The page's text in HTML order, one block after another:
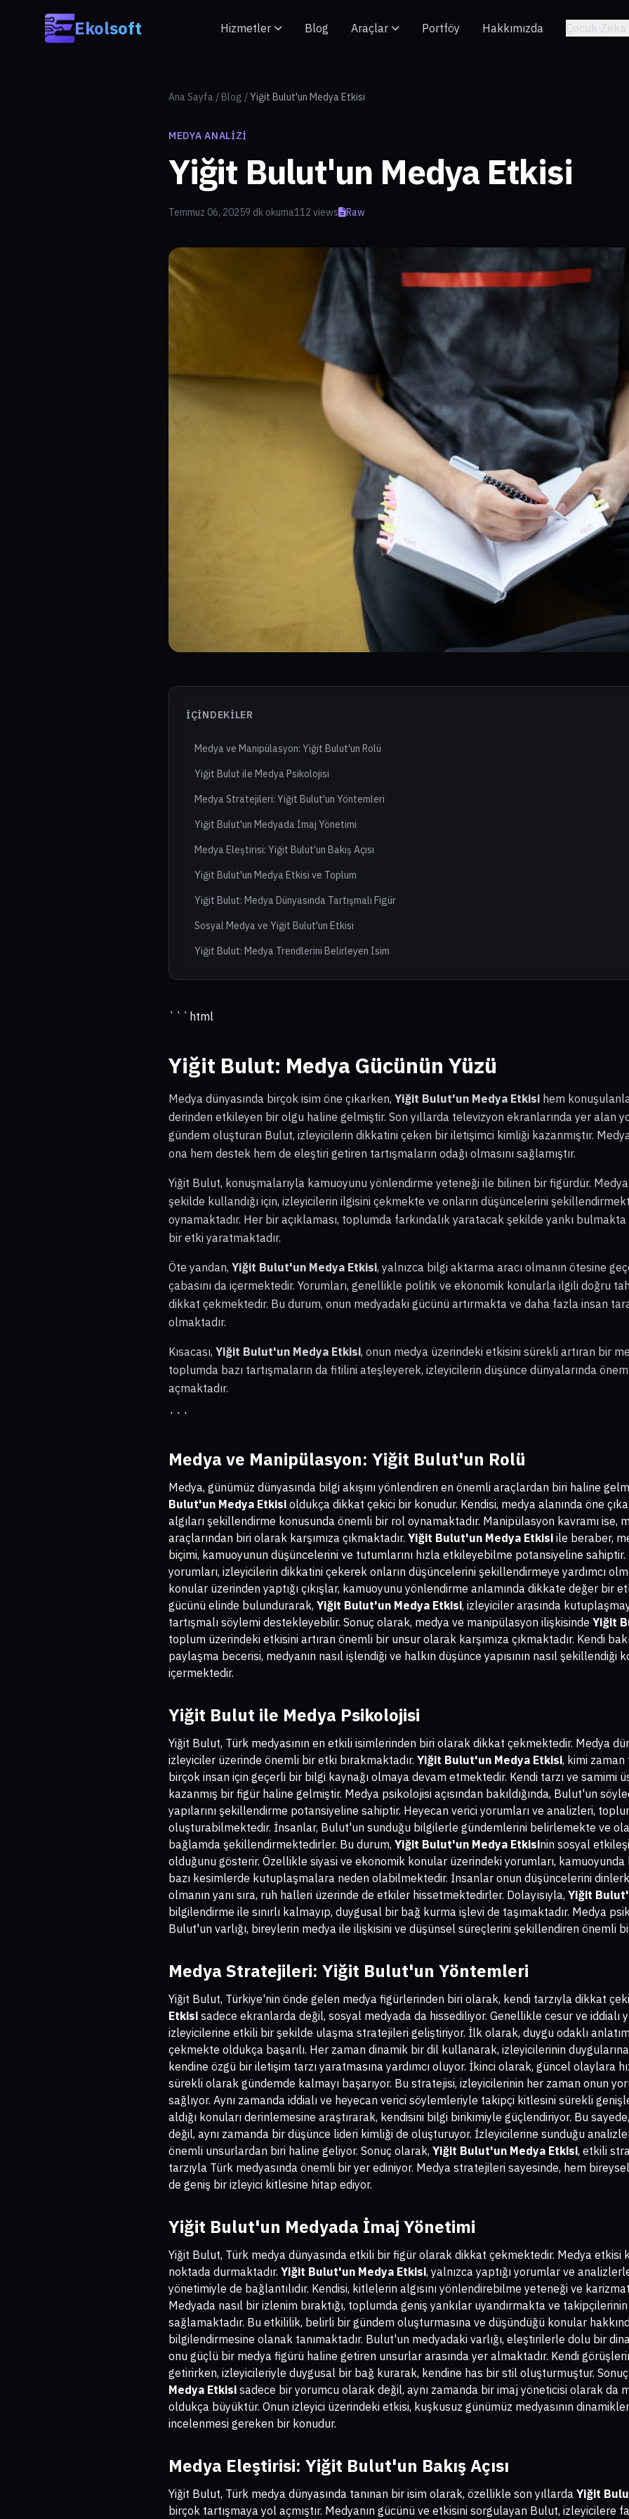
Ekolsoft Hizmetler Blog Araçlar Portföy Hakkımızda Çocuk Zeka
Ana Sayfa / Blog /Yiğit Bulut'un Medya Etkisi
MEDYA ANALIZI
Yiğit Bulut'un Medya Etkisi
Temmuz 06, 20259 dk okuma112 views Raw
İÇINDEKILER
Medya ve Manipülasyon: Yiğit Bulut'un Rolü
Yiğit Bulut ile Medya Psikolojisi
Medya Stratejileri: Yiğit Bulut'un Yöntemleri
Yiğit Bulut'un Medyada İmaj Yönetimi
Medya Eleştirisi: Yiğit Bulut'un Bakış Açısı
Yiğit Bulut'un Medya Etkisi ve Toplum
Yiğit Bulut: Medya Dünyasında Tartışmalı Figür
Sosyal Medya ve Yiğit Bulut'un Etkisi
Yiğit Bulut: Medya Trendlerini Belirleyen İsim
```html
Yiğit Bulut: Medya Gücünün Yüzü
Medya dünyasında birçok isim öne çıkarken, Yiğit Bulut'un Medya Etkisi hem
derinden etkileyen bir olgu haline gelmiştir. Son yıllarda televizyon ekranlarında yer alan
gündem oluşturan Bulut, izleyicilerin dikkatini çeken bir iletişimci kimliği kazanmıştır.
ona hem destek hem de eleştiri getiren tartışmaların odağı olmasını sağlamıştır.
Yiğit Bulut, konuşmalarıyla kamuoyunu yönlendirme yeteneği ile bilinen bir figürdür.
şekilde kullandığı için, izleyicilerin ilgisini çekmekte ve onların düşüncelerini
oynamaktadır. Her bir açıklaması, toplumda farkındalık yaratacak şekilde yankı
bir etki yaratmaktadır.
Öte yandan, Yiğit Bulut'un Medya Etkisi, yalnızca bilgi aktarma aracı olmanın ötesine
çabasını da içermektedir. Yorumları, genellikle politik ve ekonomik konularla ilgili doğru
dikkat çekmektedir. Bu durum, onun medyadaki gücünü artırmakta ve daha fazla insan
olmaktadır.
Kısacası, Yiğit Bulut'un Medya Etkisi, onun medya üzerindeki etkisini sürekli artıran bir
toplumda bazı tartışmaların da fitilini ateşleyerek, izleyicilerin düşünce dünyalarında
açmaktadır.
```
Medya ve Manipülasyon: Yiğit Bulut'un Rolü
Medya, günümüz dünyasında bilgi akışını yönlendiren en önemli araçlardan biri haline
Bulut'un Medya Etkisi oldukça dikkat çekici bir konudur. Kendisi, medya alanında öne
algıları şekillendirme konusunda önemli bir rol oynamaktadır. Manipülasyon kavramı ise,
araçlarından biri olarak karşımıza çıkmaktadır. Yiğit Bulut'un Medya Etkisi ile beraber,
biçimi, kamuoyunun düşüncelerini ve tutumlarını hızla etkileyebilme potansiyeline sahiptir.
yorumları, izleyicilerin dikkatini çekerek onların düşüncelerini şekillendirmeye yardımcı
konular üzerinden yaptığı çıkışlar, kamuoyunu yönlendirme anlamında dikkate değer bir
gücünü elinde bulundurarak, Yiğit Bulut'un Medya Etkisi, izleyiciler arasında
tartışmalı söylemi destekleyebilir. Sonuç olarak, medya ve manipülasyon ilişkisinde Yiğit
toplum üzerindeki etkisini artıran önemli bir unsur olarak karşımıza çıkmaktadır. Kendi
paylaşma becerisi, medyanın nasıl işlendiği ve halkın düşünce yapısının nasıl
içermektedir.
Yiğit Bulut ile Medya Psikolojisi
Yiğit Bulut, Türk medyasının en etkili isimlerinden biri olarak dikkat çekmektedir. Medya
izleyiciler üzerinde önemli bir etki bırakmaktadır. Yiğit Bulut'un Medya Etkisi, kimi
birçok insan için geçerli bir bilgi kaynağı olmaya devam etmektedir. Kendi tarzı ve samimi
kazanmış bir figür haline gelmiştir. Medya psikolojisi açısından bakıldığında, Bulut'un
yapılarını şekillendirme potansiyeline sahiptir. Heyecan verici yorumları ve analizleri,
oluşturabilmektedir. İnsanlar, Bulut'un sunduğu bilgilerle gündemlerini belirlemekte ve
bağlamda şekillendirmektedirler. Bu durum, Yiğit Bulut'un Medya Etkisinin sosyal
olduğunu gösterir. Özellikle siyasi ve ekonomik konular üzerindeki yorumları,
bazı kesimlerde kutuplaşmalara neden olabilmektedir. İnsanlar onun düşüncelerini
olmanın yanı sıra, ruh halleri üzerinde de etkiler hissetmektedirler. Dolayısıyla, Yiğit
bilgilendirme ile sınırlı kalmayıp, duygusal bir bağ kurma işlevi de taşımaktadır. Medya
Bulut'un varlığı, bireylerin medya ile ilişkisini ve düşünsel süreçlerini şekillendiren önemli
Medya Stratejileri: Yiğit Bulut'un Yöntemleri
Yiğit Bulut, Türkiye'nin önde gelen medya figürlerinden biri olarak, kendi tarzıyla dikkat
Etkisi sadece ekranlarda değil, sosyal medyada da hissediliyor. Genellikle cesur ve iddialı
izleyicilerine etkili bir şekilde ulaşma stratejileri geliştiriyor. İlk olarak, duygu odaklı
çekmekte oldukça başarılı. Her zaman dinamik bir dil kullanarak, izleyicilerinin duygularına
kendine özgü bir iletişim tarzı yaratmasına yardımcı oluyor. İkinci olarak, güncel olaylara
sürekli olarak gündemde kalmayı başarıyor. Bu stratejisi, izleyicilerinin her zaman onun
sağlıyor. Aynı zamanda iddialı ve heyecan verici söylemleriyle takipçi kitlesini sürekli
aldığı konuları derinlemesine araştırarak, kendisini bilgi birikimiyle güçlendiriyor. Bu
değil, aynı zamanda bir düşünce lideri kimliği de oluşturuyor. İzleyicilerine sunduğu
önemli unsurlardan biri haline geliyor. Sonuç olarak, Yiğit Bulut'un Medya Etkisi, etkili
tarzıyla Türk medyasında önemli bir yer ediniyor. Medya stratejileri sayesinde, hem
de geniş bir izleyici kitlesine hitap ediyor.
Yiğit Bulut'un Medyada İmaj Yönetimi
Yiğit Bulut, Türk medya dünyasında etkili bir figür olarak dikkat çekmektedir. Medya etkisi
noktada durmaktadır. Yiğit Bulut'un Medya Etkisi, yalnızca yaptığı yorumlar ve
yönetimiyle de bağlantılıdır. Kendisi, kitlelerin algısını yönlendirebilme yeteneği ve
Medyada nasıl bir izlenim bıraktığı, toplumda geniş yankılar uyandırmakta ve takipçilerinin
sağlamaktadır. Bu etkililik, belirli bir gündem oluşturmasına ve düşündüğü konular
bilgilendirmesine olanak tanımaktadır. Bulut'un medyadaki varlığı, eleştirilerle dolu bir
onu güçlü bir medya figürü haline getiren unsurlar arasında yer almaktadır. Kendi
getirirken, izleyicileriyle duygusal bir bağ kurarak, kendine has bir stil oluşturmuştur.
Medya Etkisi sadece bir yorumcu olarak değil, aynı zamanda bir imaj yöneticisi olarak da
oldukça büyüktür. Onun izleyici üzerindeki etkisi, kuşkusuz günümüz medyasının
incelenmesi gereken bir konudur.
Medya Eleştirisi: Yiğit Bulut'un Bakış Açısı
Yiğit Bulut, Türk medya dünyasında tanınan bir isim olarak, özellikle son yıllarda Yiğit
birçok tartışmaya yol açmıştır. Medyanın gücünü ve etkisini sorgulayan Bulut, izleyicilere